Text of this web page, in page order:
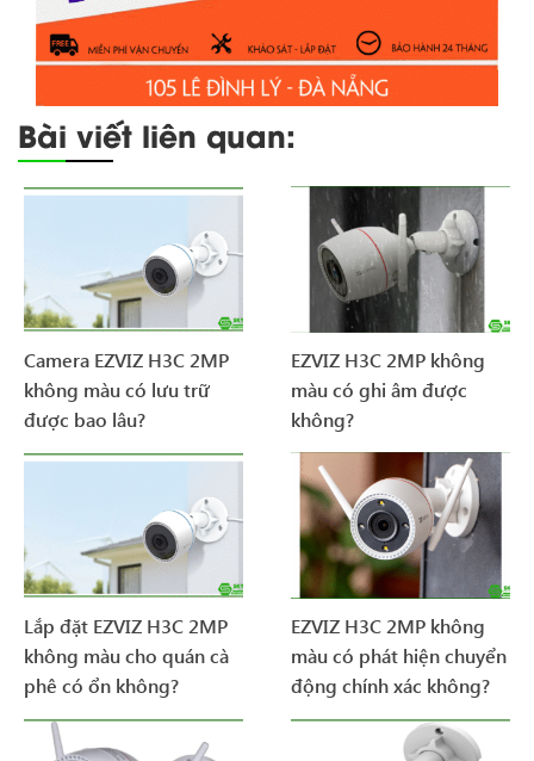
Bài viết liên quan:
Camera EZVIZ H3C 2MP
không màu có lưu trữ
được bao lâu?
EZVIZ H3C 2MP không
màu có ghi âm được
không?
Lắp đặt EZVIZ H3C 2MP
không màu cho quán cà
phê có ổn không?
EZVIZ H3C 2MP không
màu có phát hiện chuyển
động chính xác không?